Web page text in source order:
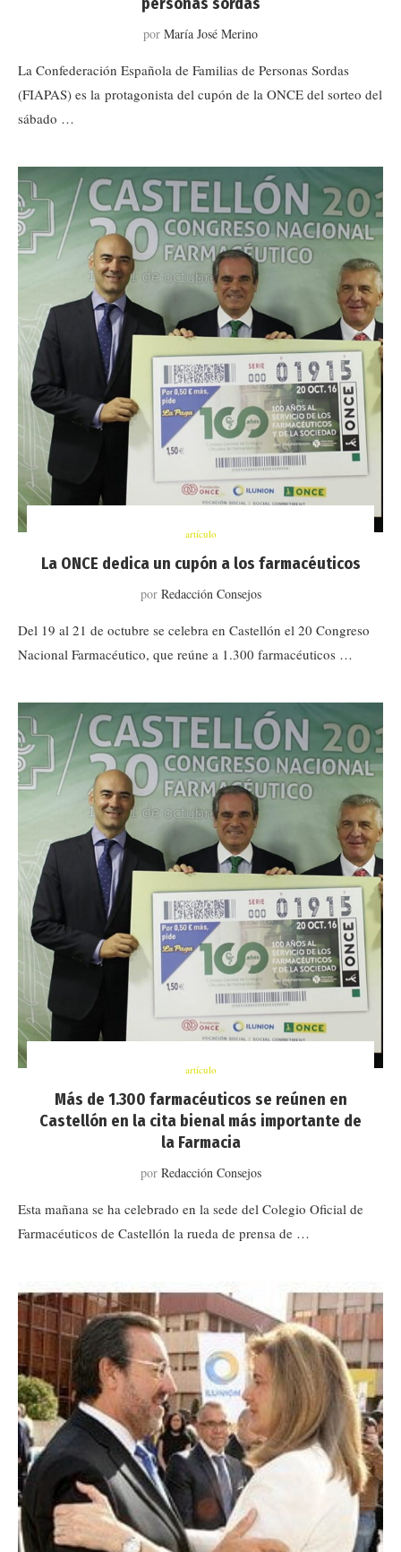
por María José Merino
La Confederación Española de Familias de Personas Sordas
(FIAPAS) es la protagonista del cupón de la ONCE del sorteo del
sábado …
artículo
La ONCE dedica un cupón a los farmacéuticos
por Redacción Consejos
Del 19 al 21 de octubre se celebra en Castellón el 20 Congreso
Nacional Farmacéutico, que reúne a 1.300 farmacéuticos …
artículo
Más de 1.300 farmacéuticos se reúnen en
Castellón en la cita bienal más importante de
la Farmacia
por Redacción Consejos
Esta mañana se ha celebrado en la sede del Colegio Oficial de
Farmacéuticos de Castellón la rueda de prensa de …